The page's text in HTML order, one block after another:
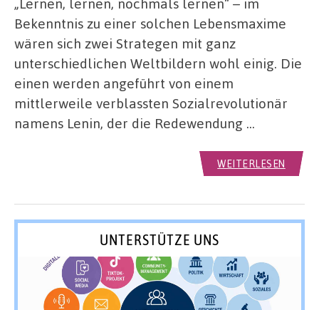
Bekenntnis zu einer solchen Lebensmaxime
wären sich zwei Strategen mit ganz
unterschiedlichen Weltbildern wohl einig. Die
einen werden angeführt von einem
mittlerweile verblassten Sozialrevolutionär
namens Lenin, der die Redewendung …
WEITERLESEN
UNTERSTÜTZE UNS